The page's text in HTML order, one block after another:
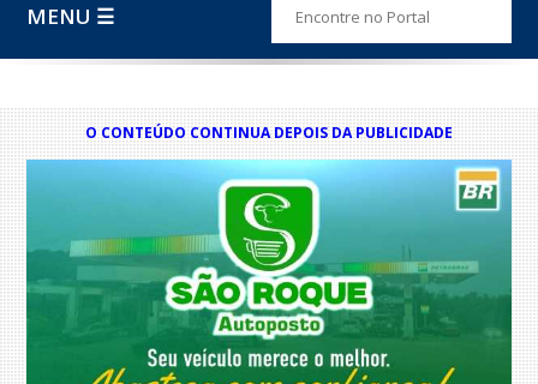
MENU ☰
O CONTEÚDO CONTINUA DEPOIS DA PUBLICIDADE